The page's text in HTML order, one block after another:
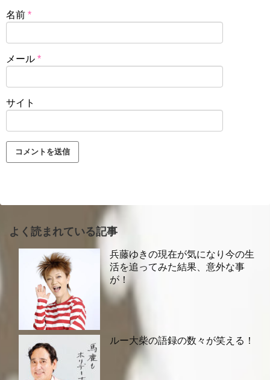
名前 *
メール *
サイト
よく読まれている記事
兵藤ゆきの現在が気になり今の生
活を追ってみた結果、意外な事
が！
ルー大柴の語録の数々が笑える！